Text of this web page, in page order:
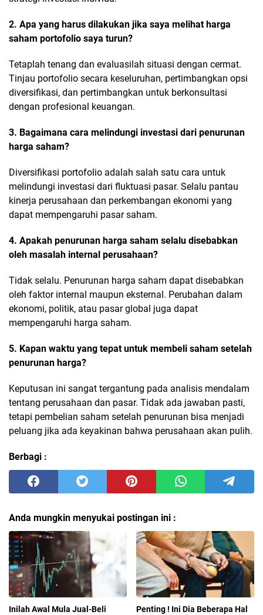
2. Apa yang harus dilakukan jika saya melihat harga
saham portofolio saya turun?
Tetaplah tenang dan evaluasilah situasi dengan cermat.
Tinjau portofolio secara keseluruhan, pertimbangkan opsi
diversifikasi, dan pertimbangkan untuk berkonsultasi
dengan profesional keuangan.
3. Bagaimana cara melindungi investasi dari penurunan
harga saham?
Diversifikasi portofolio adalah salah satu cara untuk
melindungi investasi dari fluktuasi pasar. Selalu pantau
kinerja perusahaan dan perkembangan ekonomi yang
dapat mempengaruhi pasar saham.
4. Apakah penurunan harga saham selalu disebabkan
oleh masalah internal perusahaan?
Tidak selalu. Penurunan harga saham dapat disebabkan
oleh faktor internal maupun eksternal. Perubahan dalam
ekonomi, politik, atau pasar global juga dapat
mempengaruhi harga saham.
5. Kapan waktu yang tepat untuk membeli saham setelah
penurunan harga?
Keputusan ini sangat tergantung pada analisis mendalam
tentang perusahaan dan pasar. Tidak ada jawaban pasti,
tetapi pembelian saham setelah penurunan bisa menjadi
peluang jika ada keyakinan bahwa perusahaan akan pulih.
Berbagi :
Anda mungkin menyukai postingan ini :
Inilah Awal Mula Jual-Beli
Penting ! Ini Dia Beberapa Hal